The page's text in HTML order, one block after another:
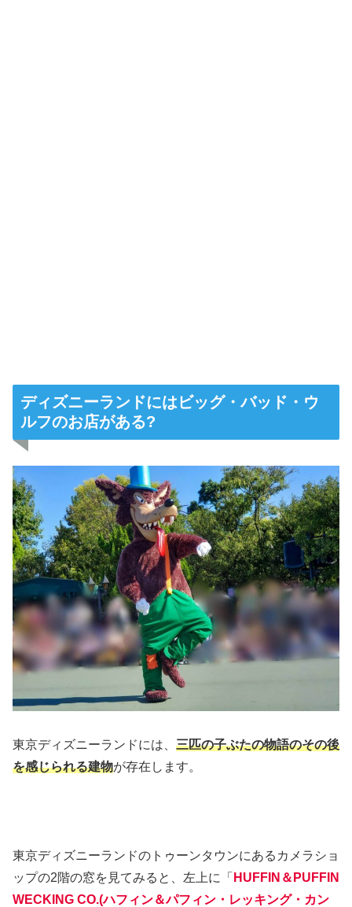
ディズニーランドにはビッグ・バッド・ウ
ルフのお店がある?
東京ディズニーランドには、 三匹の子ぶたの物語のその後
を感じられる建物が存在します。
東京ディズニーランドのトゥーンタウンにあるカメラショ
ップの2階の窓を見てみると、左上に「 HUFFIN＆PUFFIN
WECKING CO.(ハフィン＆パフィン・レッキング・カン